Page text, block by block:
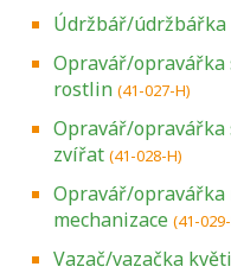
Údržbář/údržbářka
Opravář/
rostlin (41-027-H)
Opravář/
zvířat (41-028-H)
Opravář/opravářka
mechanizace (41-
Vazač/vazačka